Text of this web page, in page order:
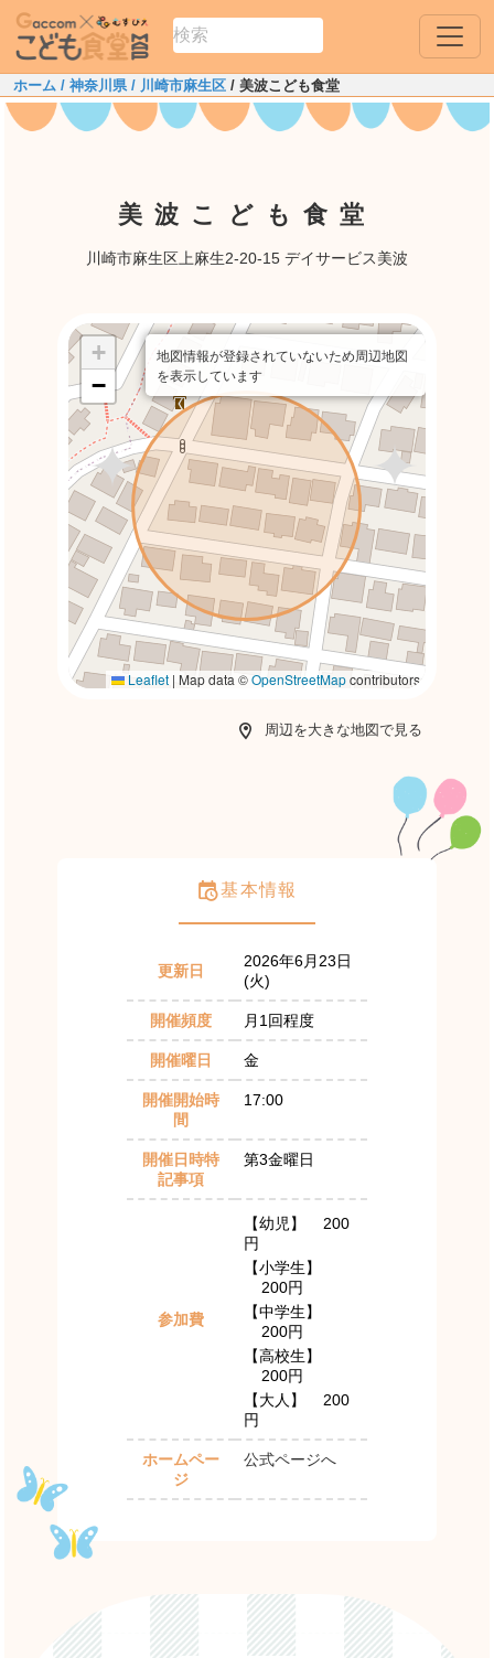
ホーム / 神奈川県/ 川崎市麻生区 / 美波こども食堂
美波こども食堂
川崎市麻生区上麻生2-20-15 デイサービス美波
+
−
Leaflet | Map data ©OpenStreetMapcontributors
地図情報が登録されていないため周辺地図
を表示しています
周辺を大きな地図で見る
基本情報
更新日
2026年6月23日
(火)
開催頻度 月1回程度
開催曜日 金
開催開始時
間
17:00
開催日時特
記事項
第3金曜日
参加費
【幼児】
200
円
【小学生】
200円
【中学生】
200円
【高校生】
200円
【大人】
200
円
ホームペー
ジ
公式ページへ